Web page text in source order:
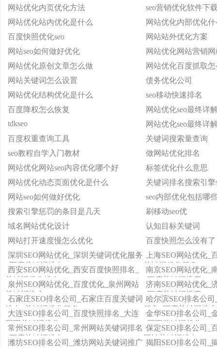
网站优化内页优化方法
seo营销优化软件下
网站优化站内优化是什么
网站优化内部优化
百度快照优化seo
网站站外优化方案
网站seo如何做好优化
网站优化网站营销
网站优化原创文章怎么做
网站优化百度抓取
网站关键词怎么设置
债务优化公司
网站优化结构优化是什么
seo移动快速排名
百度降权怎么恢复
网站优化seo最终详
tdkseo
网站优化seo最终详
百度权重查询工具
关键词搜索量查询
seo教程自学入门教材
做网站优化排名
网站优化网站seo内容优化哪个好
标签优化什么意思
网站优化动态页面优化是什么
关键词排名搜索引
网站seo如何做好优化
seo内部优化包括哪
搜索引擎惩罚的条目是几天
刷移动seo优
域名网站优化设计
认知目标关键词
网站打开速度慢怎么优化
百度快照怎么没有了
深圳SEO网站优化_深圳关键词优化服务
_百度关键词排名
上海SEO网站优化_
关键词优化服务
西安SEO网站优化_西安百度快照排名_
关键词优化排名
南京SEO网站优化_
_百度关键词搜索
泉州SEO网站优化_百度优化_泉州网站
关键词推广
济南SEO网站优化_
_百度关键词搜索
石家庄SEO排名公司_石家庄百度关键词
排名_关键词优化服务
哈尔滨SEO排名公
服务_百度关键词推广
大连SEO排名公司_百度快照排名_大连
网页关键词优化
金华SEO排名公司_
_网页关键词优化
常州SEO排名公司_常州网站关键词排名
_百度关键词排名
保定SEO排名公司_
网站关键词排名
潍坊SEO排名公司_潍坊网站关键词推广 揭阳SEO排名公司_